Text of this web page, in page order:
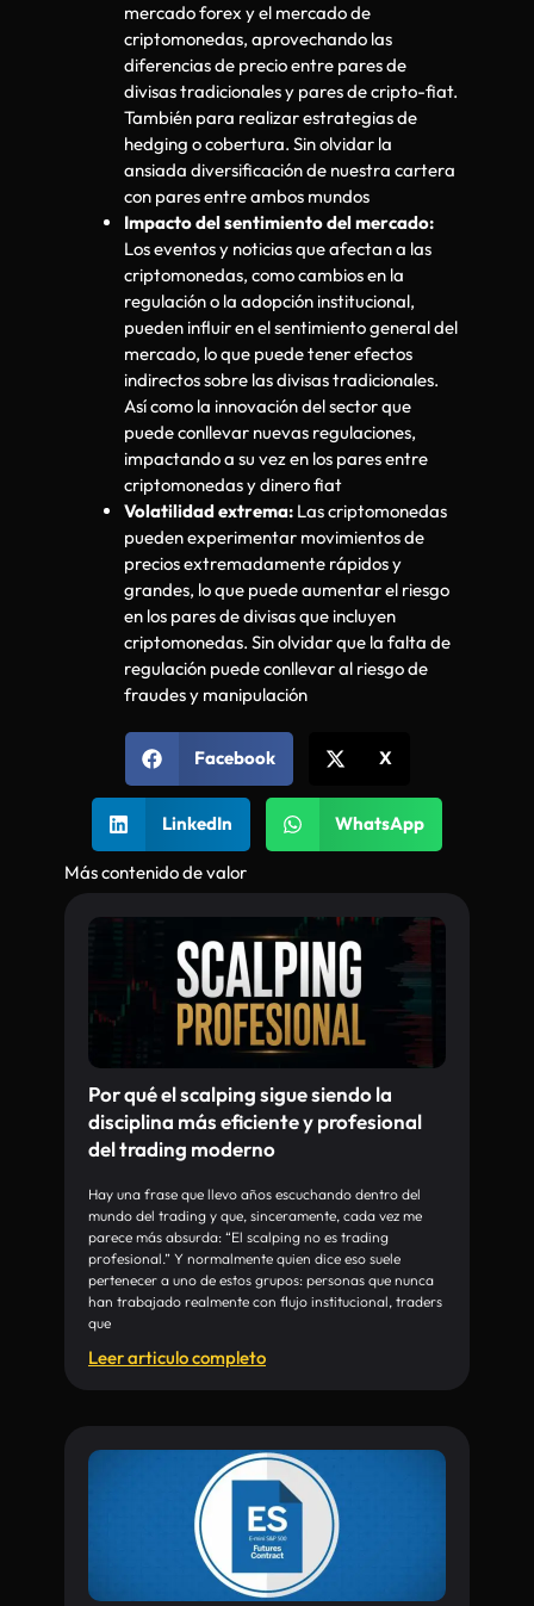
mercado forex y el mercado de
criptomonedas, aprovechando las
diferencias de precio entre pares de
divisas tradicionales y pares de cripto-fiat.
También para realizar estrategias de
hedging o cobertura. Sin olvidar la
ansiada diversificación de nuestra cartera
con pares entre ambos mundos
Impacto del sentimiento del mercado:
Los eventos y noticias que afectan a las
criptomonedas, como cambios en la
regulación o la adopción institucional,
pueden influir en el sentimiento general del
mercado, lo que puede tener efectos
indirectos sobre las divisas tradicionales.
Así como la innovación del sector que
puede conllevar nuevas regulaciones,
impactando a su vez en los pares entre
criptomonedas y dinero fiat
Volatilidad extrema: Las criptomonedas
pueden experimentar movimientos de
precios extremadamente rápidos y
grandes, lo que puede aumentar el riesgo
en los pares de divisas que incluyen
criptomonedas. Sin olvidar que la falta de
regulación puede conllevar al riesgo de
fraudes y manipulación
Facebook X
LinkedIn WhatsApp
Más contenido de valor
Por qué el scalping sigue siendo la
disciplina más eficiente y profesional
del trading moderno
Hay una frase que llevo años escuchando dentro del
mundo del trading y que, sinceramente, cada vez me
parece más absurda: “El scalping no es trading
profesional.” Y normalmente quien dice eso suele
pertenecer a uno de estos grupos: personas que nunca
han trabajado realmente con flujo institucional, traders
que
Leer articulo completo